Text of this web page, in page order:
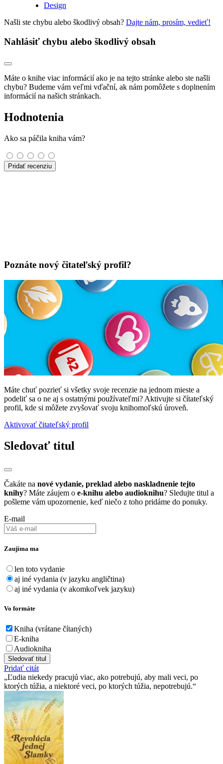
Design
Našli ste chybu alebo škodlivý obsah? Dajte nám, prosím, vedieť!
Nahlásiť chybu alebo škodlivý obsah
Máte o knihe viac informácií ako je na tejto stránke alebo ste našli
chybu? Budeme vám veľmi vďační, ak nám pomôžete s doplnením
informácií na našich stránkach.
Hodnotenia
Ako sa páčila kniha vám?
Pridať recenziu
Poznáte nový čitateľský profil?
Máte chuť pozrieť si všetky svoje recenzie na jednom mieste a
podeliť sa o ne aj s ostatnými používateľmi? Aktivujte si čítateľský
profil, kde si môžete zvyšovať svoju knihomoľskú úroveň.
Aktivovať čitateľský profil
Sledovať titul
Čakáte na nové vydanie, preklad alebo naskladnenie tejto
knihy? Máte záujem o e-knihu alebo audioknihu? Sledujte titul a
pošleme vám upozornenie, keď niečo z toho pridáme do ponuky.
E-mail
Zaujíma ma
len toto vydanie
aj iné vydania (v jazyku angličtina)
aj iné vydania (v akomkoľvek jazyku)
Vo formáte
Kniha (vrátane čítaných)
E-kniha
Audiokniha
Sledovať titul
Pridať citát
Ľudia niekedy pracujú viac, ako potrebujú, aby mali veci, po
ktorých túžia, a niektoré veci, po ktorých túžia, nepotrebujú.